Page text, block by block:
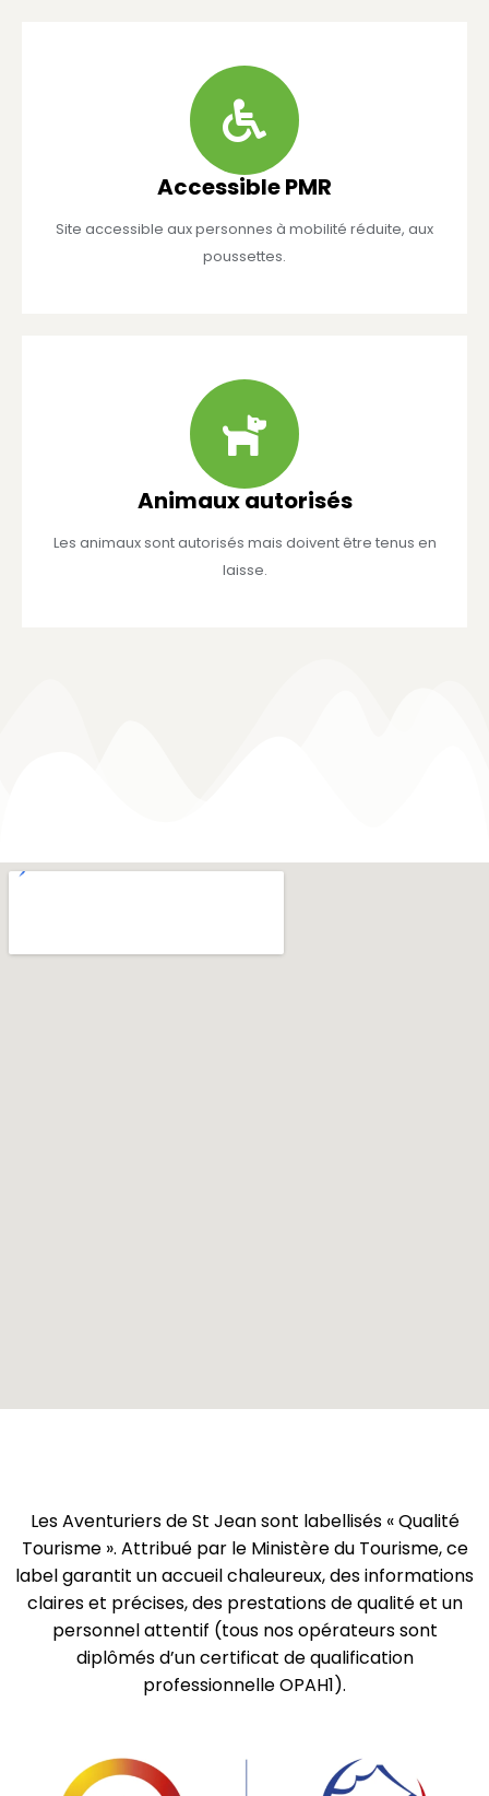
Accessible PMR
Site accessible aux personnes à mobilité réduite, aux
poussettes.
Animaux autorisés
Les animaux sont autorisés mais doivent être tenus en
laisse.
Les Aventuriers de St Jean sont labellisés « Qualité
Tourisme ». Attribué par le Ministère du Tourisme, ce
label garantit un accueil chaleureux, des informations
claires et précises, des prestations de qualité et un
personnel attentif (tous nos opérateurs sont
diplômés d’un certificat de qualification
professionnelle OPAH1).